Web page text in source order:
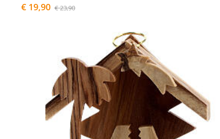
€ 19,90 € 23,90